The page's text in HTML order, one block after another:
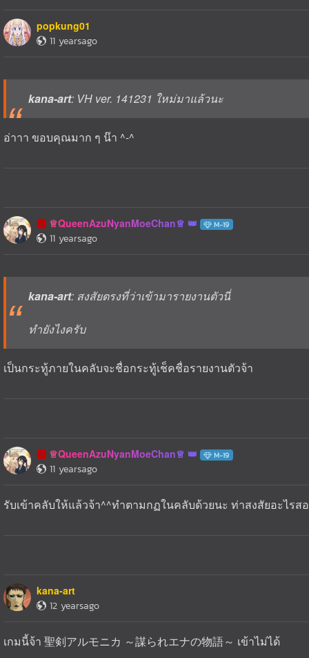
popkung01
11 yearsago
kana-art: VH ver. 141231 ใหม่มาแล้วนะ
อ่าาา ขอบคุณมาก ๆ น๊า ^-^
🅰️ ♕QueenAzuNyanMoeChan♕ M-19
11 yearsago
kana-art: สงสัยตรงที่ว่าเข้ามารายงานตัวนี่
ทำยังไงครับ
เป็นกระทู้ภายในคลับจะชื่อกระทู้เช็คชื่อรายงานตัวจ้า
🅰️ ♕QueenAzuNyanMoeChan♕ M-19
11 yearsago
รับเข้าคลับให้แล้วจ้า^^ทำตามกฏในคลับด้วยนะ ท่าสงสัยอะไรส
kana-art
12 yearsago
เกมนี้จ้า 聖剣アルモニカ ～謀られエナの物語～ เข้าไม่ได้